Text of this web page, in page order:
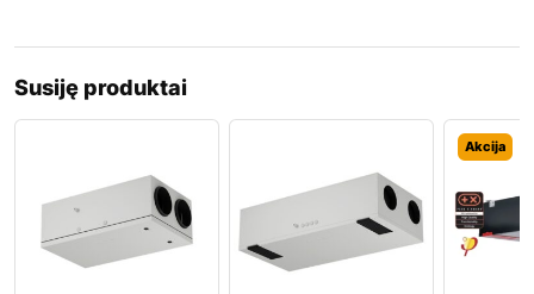
Susiję produktai
Akcija